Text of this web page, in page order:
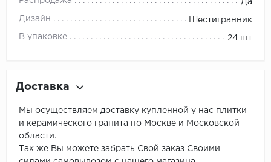
Да
Дизайн Шестигранник
В упаковке 24 шт
Доставка
Мы осуществляем доставку купленной у нас плитки
и керамического гранита по Москве и Московской
области.
Так же Вы можете забрать Свой заказ Своими